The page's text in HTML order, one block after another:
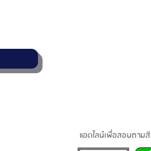
แอดไลน์เพื่อสอบถาม